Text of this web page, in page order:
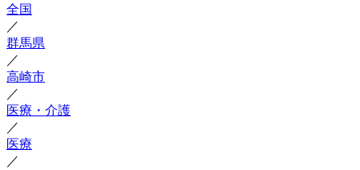
全国
／
群馬県
／
高崎市
／
医療・介護
／
医療
／